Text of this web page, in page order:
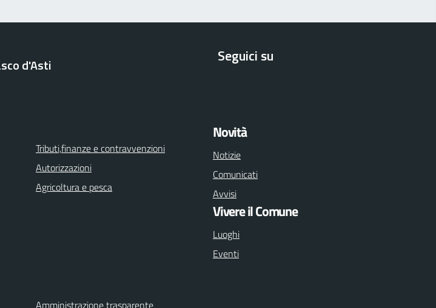
d'Asti Seguici su
Tributi,finanze e contravvenzioni
Autorizzazioni
Agricoltura e pesca
Novità
Notizie
Comunicati
Avvisi
Vivere il Comune
Luoghi
Eventi
Amministrazione trasparente